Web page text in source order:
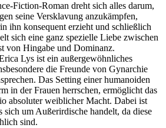
Fiction-Roman dreht sich alles darum,
seine Versklavung anzukämpfen,
ihn konsequent erzieht und schließlich
sich eine ganz spezielle Liebe zwischen
von Hingabe und Dominanz.
Lys ist ein außergewöhnliches
die Freunde von Gynarchie
Das Setting einer humanoiden
in der Frauen herrschen, ermöglicht das
absoluter weiblicher Macht. Dabei ist
sich um Außerirdische handelt, da diese
sind.